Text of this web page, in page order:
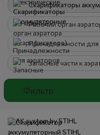
Скарификаторы
Рабочий орган
Принадлежности для
Запасные части к
Фильтр